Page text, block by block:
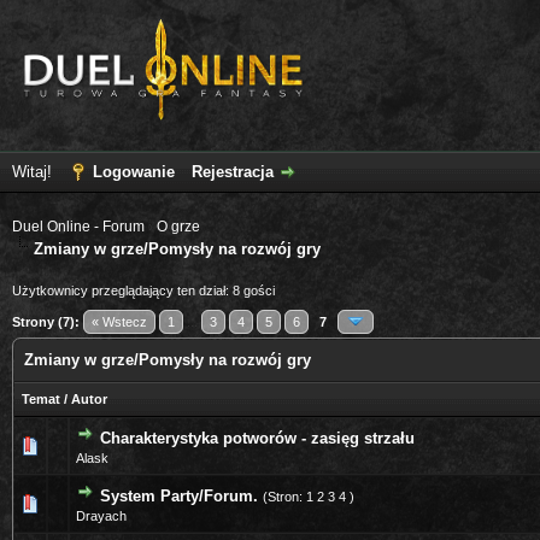
Witaj! Logowanie Rejestracja
Duel Online - Forum O grze
Zmiany w grze/Pomysły na rozwój gry
Użytkownicy przeglądający ten dział: 8 gości
Strony (7): « Wstecz 1 3 4 5 6 7
Zmiany w grze/Pomysły na rozwój gry
Temat / Autor
Charakterystyka potworów - zasięg strzału
Alask
0 głosów - średnia ocena: 0 na 5 gwiazdek
1234 5
System Party/Forum. (Stron: 1 2 3 4 )
Drayach
0 głosów - średnia ocena: 0 na 5 gwiazdek
12345